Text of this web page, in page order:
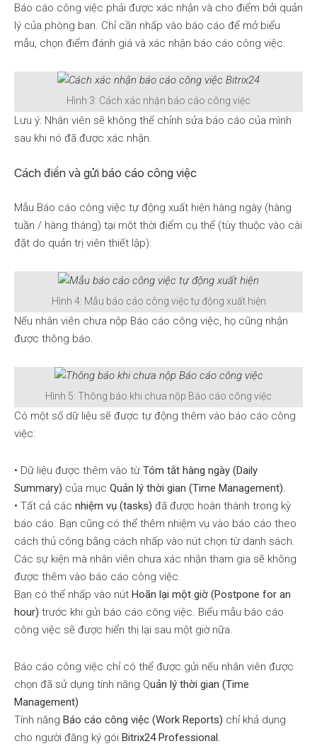
Báo cáo công việc phải được xác nhận và cho điểm bởi quản
lý của phòng ban. Chỉ cần nhấp vào báo cáo để mở biểu
mẫu, chọn điểm đánh giá và xác nhận báo cáo công việc.
Hình 3: Cách xác nhận báo cáo công việc
Lưu ý: Nhân viên sẽ không thể chỉnh sửa báo cáo của mình
sau khi nó đã được xác nhận.
Cách điền và gửi báo cáo công việc
Mẫu Báo cáo công việc tự động xuất hiện hàng ngày (hàng
tuần / hàng tháng) tại một thời điểm cụ thể (tùy thuộc vào cài
đặt do quản trị viên thiết lập):
Hình 4: Mẫu báo cáo công việc tự động xuất hiện
Nếu nhân viên chưa nộp Báo cáo công việc, họ cũng nhận
được thông báo.
Hình 5: Thông báo khi chưa nộp Báo cáo công việc
Có một số dữ liệu sẽ được tự động thêm vào báo cáo công
việc:
• Dữ liệu được thêm vào từ Tóm tắt hàng ngày (Daily
Summary) của mục Quản lý thời gian (Time Management).
• Tất cả các nhiệm vụ (tasks) đã được hoàn thành trong kỳ
báo cáo. Bạn cũng có thể thêm nhiệm vụ vào báo cáo theo
cách thủ công bằng cách nhấp vào nút chọn từ danh sách.
Các sự kiện mà nhân viên chưa xác nhận tham gia sẽ không
được thêm vào báo cáo công việc.
Bạn có thể nhấp vào nút Hoãn lại một giờ (Postpone for an
hour) trước khi gửi báo cáo công việc. Biểu mẫu báo cáo
công việc sẽ được hiển thị lại sau một giờ nữa.
Báo cáo công việc chỉ có thể được gửi nếu nhân viên được
chọn đã sử dụng tính năng Quản lý thời gian (Time
Management)
Tính năng Báo cáo công việc (Work Reports) chỉ khả dụng
cho người đăng ký gói Bitrix24 Professional.